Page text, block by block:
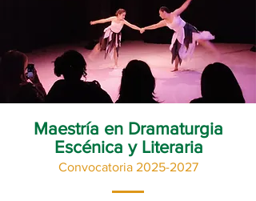
Maestría en Dramaturgia
Escénica y Literaria
Convocatoria 2025-2027